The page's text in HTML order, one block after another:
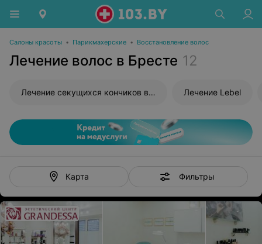
Салоны красоты • Парикмахерские • Восстановление волос
Лечение волос в Бресте 12
Лечение секущихся кончиков волос Лечение Lebel
Карта Фильтры